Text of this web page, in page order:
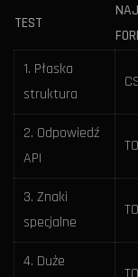
TEST
1. Płaska
struktura
2. Odpowiedź
API
3. Znaki
specjalne
4. Duże